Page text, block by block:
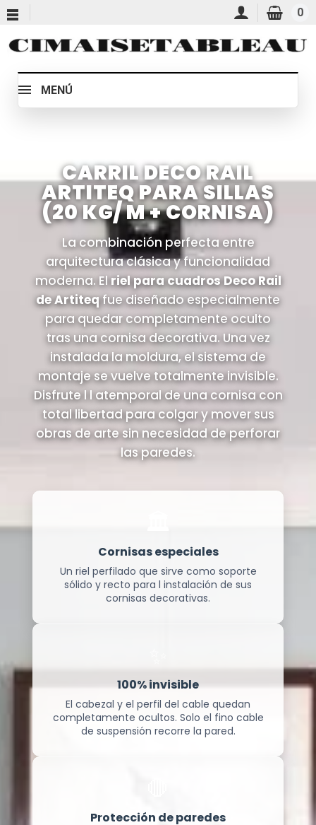
0
MENÚ
CARRIL DECO RAIL
ARTITEQ PARA SILLAS
(20 KG/ M + CORNISA)
La combinación perfecta entre
arquitectura clásica y funcionalidad
moderna. Elriel para cuadros Deco Rail
de Artiteqfue diseñado especialmente
para quedar completamente oculto
tras una cornisa decorativa. Una vez
instalada la moldura, el sistema de
montaje se vuelve totalmente invisible.
Disfrute l l atemporal de una cornisa con
total libertad para colgar y mover sus
obras de arte sin necesidad de perforar
las paredes.
Cornisas especiales
Un riel perfilado que sirve como soporte
sólido y recto para l instalación de sus
cornisas decorativas.
100% invisible
El cabezal y el perfil del cable quedan
completamente ocultos. Solo el fino cable
de suspensión recorre la pared.
Protección de paredes